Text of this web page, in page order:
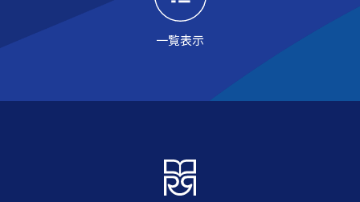
一覧表示